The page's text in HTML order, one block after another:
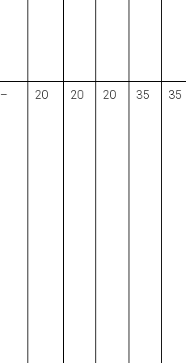
– 20 20 20 35 35